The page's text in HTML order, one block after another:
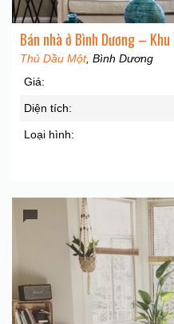
Bán nhà ở Bình Dương –
Thủ Dầu Một, Bình Dương
Giá:
Diện tích:
Loại hình: